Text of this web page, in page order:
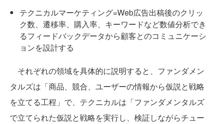
テクニカルマーケティング=Web広告出稿後のクリッ
ク数、遷移率、購入率、キーワードなど数値分析でき
るフィードバックデータから顧客とのコミュニケーシ
ョンを設計する
それぞれの領域を具体的に説明すると、ファンダメン
タルズは「商品、競合、ユーザーの情報から仮説と戦略
を立てる工程」で、テクニカルは「ファンダメンタルズ
で立てられた仮説と戦略を実行し、検証しながらチュー